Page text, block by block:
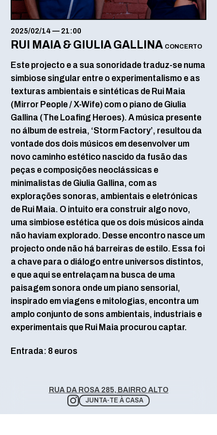
2025/02/14 — 21:00
RUI MAIA & GIULIA GALLINA CONCERTO
Este projecto e a sua sonoridade traduz-se numa
simbiose singular entre o experimentalismo e as
texturas ambientais e sintéticas de Rui Maia
(Mirror People / X-Wife) com o piano de Giulia
Gallina (The Loafing Heroes). A música presente
no álbum de estreia, ‘Storm Factory’, resultou da
vontade dos dois músicos em desenvolver um
novo caminho estético nascido da fusão das
peças e composições neoclássicas e
minimalistas de Giulia Gallina, com as
explorações sonoras, ambientais e eletrónicas
de Rui Maia. O intuito era construir algo novo,
uma simbiose estética que os dois músicos ainda
não haviam explorado. Desse encontro nasce um
projecto onde não há barreiras de estilo. Essa foi
a chave para o diálogo entre universos distintos,
e que aqui se entrelaçam na busca de uma
paisagem sonora onde um piano sensorial,
inspirado em viagens e mitologias, encontra um
amplo conjunto de sons ambientais, industriais e
experimentais que Rui Maia procurou captar.
Entrada: 8 euros
RUA DA ROSA 285, BAIRRO ALTO
JUNTA-TE À CASA